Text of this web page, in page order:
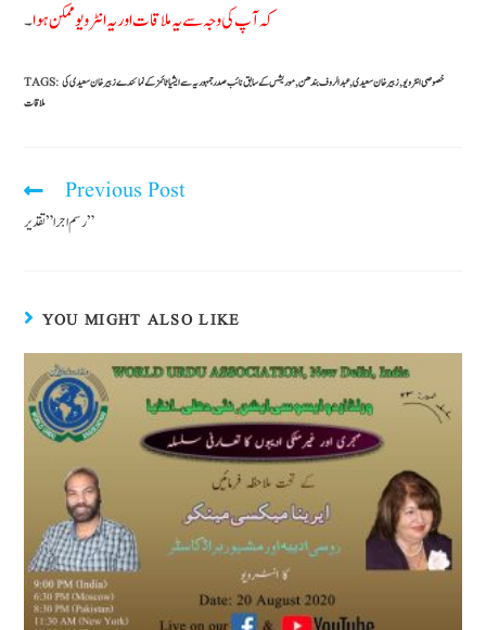
کہ آپ کی وجہ سے یہ ملاقات اور یہ انٹرویو ممکن ہوا۔
TAGS: خصوصی انٹرویو,زبیر خان سعیدی,عبد الروف بندھن,موریشس کے سابق نائب صدر جمہوریہ سے ایشیا ٹائمز کے نمائندے زبیر خان سعیدی کی
ملاقات
Previous Post
رسم اجرا” تقدیر”
YOU MIGHT ALSO LIKE